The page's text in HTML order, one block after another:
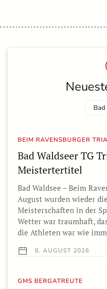
BEIM RAVENSBURGER
Bad Waldseer TG
Meistertertitel
Bad Waldsee – Beim
August wurden wieder
Meisterschaften in der
Wetter war traumhaft,
die Athleten war wie
8. AUGUST 2026
GMS BERGATREUTE